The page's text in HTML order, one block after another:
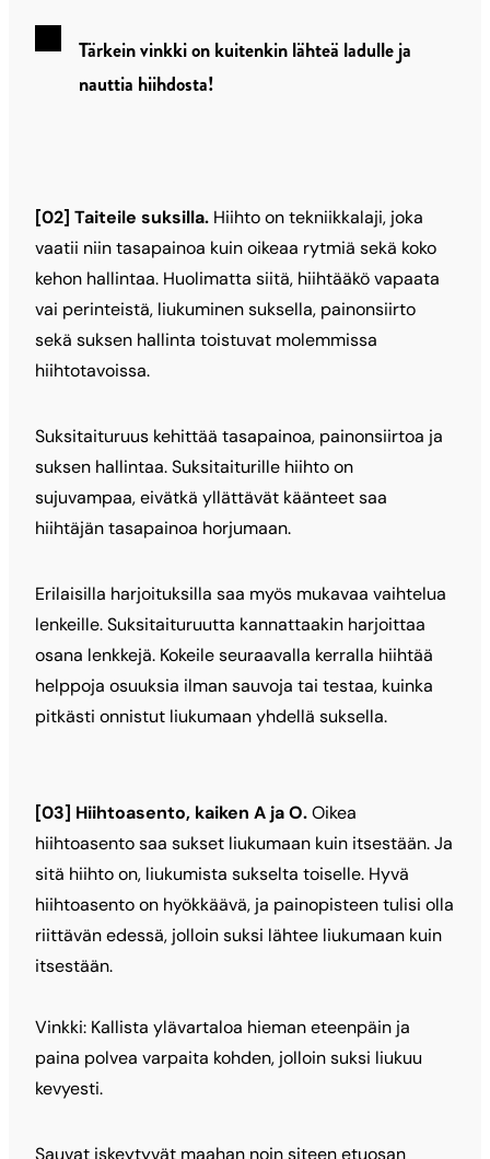
Tärkein vinkki on kuitenkin lähteä ladulle ja
nauttia hiihdosta!
[02] Taiteile suksilla. Hiihto on tekniikkalaji, joka
vaatii niin tasapainoa kuin oikeaa rytmiä sekä koko
kehon hallintaa. Huolimatta siitä, hiihtääkö vapaata
vai perinteistä, liukuminen suksella, painonsiirto
sekä suksen hallinta toistuvat molemmissa
hiihtotavoissa.
Suksitaituruus kehittää tasapainoa, painonsiirtoa ja
suksen hallintaa. Suksitaiturille hiihto on
sujuvampaa, eivätkä yllättävät käänteet saa
hiihtäjän tasapainoa horjumaan.
Erilaisilla harjoituksilla saa myös mukavaa vaihtelua
lenkeille. Suksitaituruutta kannattaakin harjoittaa
osana lenkkejä. Kokeile seuraavalla kerralla hiihtää
helppoja osuuksia ilman sauvoja tai testaa, kuinka
pitkästi onnistut liukumaan yhdellä suksella.
[03] Hiihtoasento, kaiken A ja O.Oikea
hiihtoasento saa sukset liukumaan kuin itsestään. Ja
sitä hiihto on, liukumista sukselta toiselle. Hyvä
hiihtoasento on hyökkäävä, ja painopisteen tulisi olla
riittävän edessä, jolloin suksi lähtee liukumaan kuin
itsestään.
Vinkki: Kallista ylävartaloa hieman eteenpäin ja
paina polvea varpaita kohden, jolloin suksi liukuu
kevyesti.
Sauvat iskeytyvät maahan noin siteen etuosan